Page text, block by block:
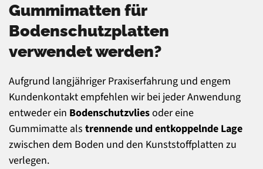
Gummimatten für
Bodenschutzplatten
verwendet werden?
Aufgrund langjähriger Praxiserfahrung und engem
Kundenkontakt empfehlen wir bei jeder Anwendung
entweder ein Bodenschutzvliesoder eine
Gummimatte als trennende und entkoppelnde Lage
zwischen dem Boden und den Kunststoffplatten zu
verlegen.